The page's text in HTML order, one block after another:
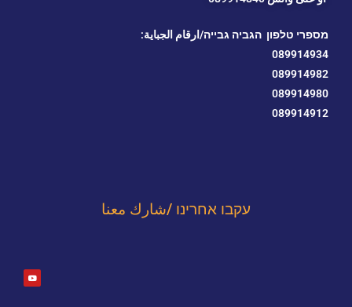
מספרי טלפון הגביה גבייה/ارقام الجباية:
089914934
089914982
089914980
089914912
עקבו אחרינו /شارك معنا